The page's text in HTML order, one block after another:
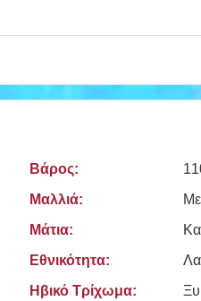
Βάρος:
Μαλλιά:
Μάτια:
Εθνικότητα:
Ηβικό Τρίχωμα: